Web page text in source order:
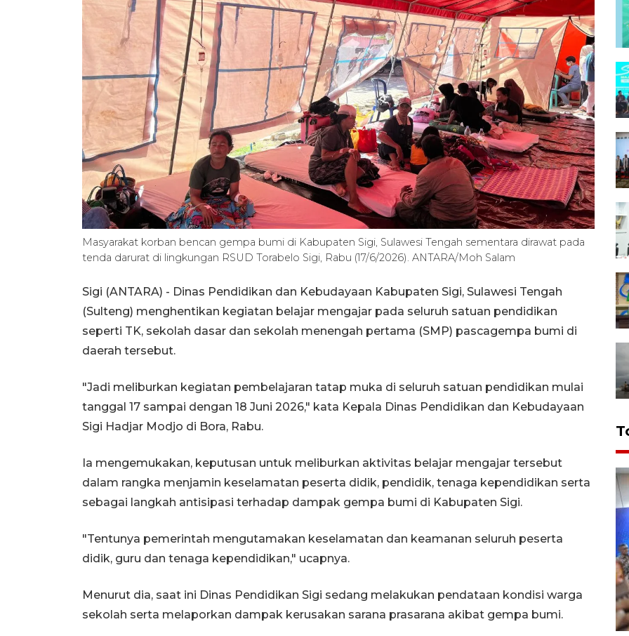
Masyarakat korban bencan gempa bumi di Kabupaten Sigi, Sulawesi Tengah sementara dirawat pada
tenda darurat di lingkungan RSUD Torabelo Sigi, Rabu (17/6/2026). ANTARA/Moh Salam
Sigi (ANTARA) - Dinas Pendidikan dan Kebudayaan Kabupaten Sigi, Sulawesi Tengah
(Sulteng) menghentikan kegiatan belajar mengajar pada seluruh satuan pendidikan
seperti TK, sekolah dasar dan sekolah menengah pertama (SMP) pascagempa bumi di
daerah tersebut.
"Jadi meliburkan kegiatan pembelajaran tatap muka di seluruh satuan pendidikan mulai
tanggal 17 sampai dengan 18 Juni 2026," kata Kepala Dinas Pendidikan dan Kebudayaan
Sigi Hadjar Modjo di Bora, Rabu.
Ia mengemukakan, keputusan untuk meliburkan aktivitas belajar mengajar tersebut
dalam rangka menjamin keselamatan peserta didik, pendidik, tenaga kependidikan serta
sebagai langkah antisipasi terhadap dampak gempa bumi di Kabupaten Sigi.
"Tentunya pemerintah mengutamakan keselamatan dan keamanan seluruh peserta
didik, guru dan tenaga kependidikan," ucapnya.
Menurut dia, saat ini Dinas Pendidikan Sigi sedang melakukan pendataan kondisi warga
sekolah serta melaporkan dampak kerusakan sarana prasarana akibat gempa bumi.